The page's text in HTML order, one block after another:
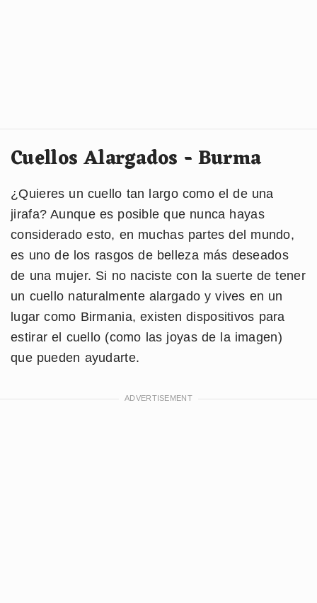
Cuellos Alargados - Burma
¿Quieres un cuello tan largo como el de una
jirafa? Aunque es posible que nunca hayas
considerado esto, en muchas partes del mundo,
es uno de los rasgos de belleza más deseados
de una mujer. Si no naciste con la suerte de tener
un cuello naturalmente alargado y vives en un
lugar como Birmania, existen dispositivos para
estirar el cuello (como las joyas de la imagen)
que pueden ayudarte.